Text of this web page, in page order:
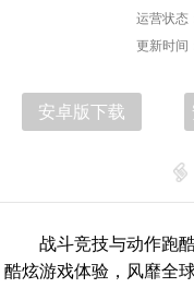
运营状态
更新时间
安卓版下载
战斗竞技与动作跑酷
酷炫游戏体验，风靡全